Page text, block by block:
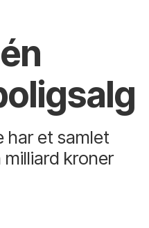
har et samlet
kroner